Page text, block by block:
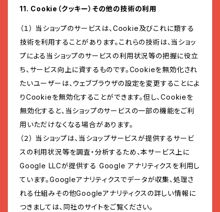
11. Cookie（クッキー）その他の技術の利用
（１） 当ショップのサービスは、Cookie及びこれに類する
技術を利用することがあります。これらの技術は、当ショッ
プによる当ショップのサービスの利用状況等の把握に役立
ち、サービス向上に資するものです。Cookieを無効化され
たいユーザーは、ウェブブラウザの設定を変更することによ
りCookieを無効化することができます。但し、Cookieを
無効化すると、当ショップのサービスの一部の機能をご利
用いただけなくなる場合があります。
（２） 当ショップは、当ショップサービスが提供するサービ
スの利用状況等を調査・分析するため、本サービス上に
Google LLCが提供する Google アナリティクスを利用し
ています。Googleアナリティクスでデータが収集、処理さ
れる仕組みその他Googleアナリティクスの詳しい情報に
つきましては、同社のサイトをご覧ください。